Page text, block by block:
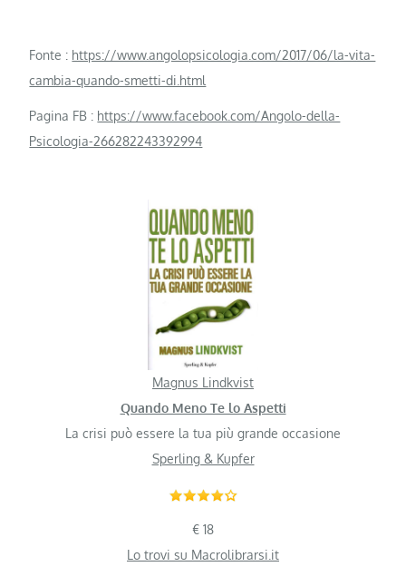
Fonte : https://www.angolopsicologia.com/2017/06/la-vita-
cambia-quando-smetti-di.html
Pagina FB : https://www.facebook.com/Angolo-della-
Psicologia-266282243392994
Magnus Lindkvist
Quando Meno Te lo Aspetti
La crisi può essere la tua più grande occasione
Sperling & Kupfer
€ 18
Lo trovi su Macrolibrarsi.it